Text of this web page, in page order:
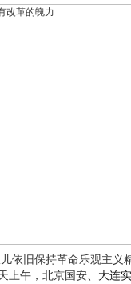
旧保持革命乐观主义精
午，北京国安、 大连